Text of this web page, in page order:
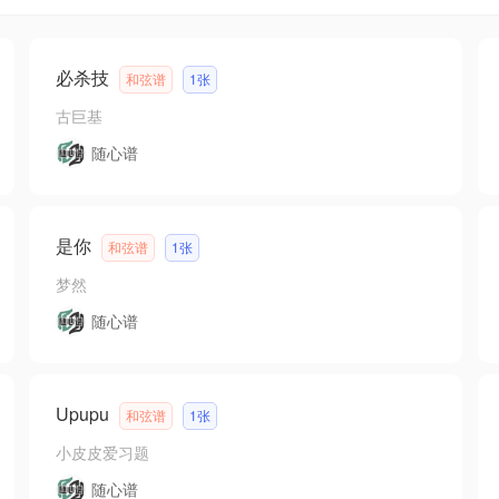
必杀技 和弦谱 1张
古巨基
随心谱
是你 和弦谱 1张
梦然
随心谱
Upupu 和弦谱 1张
小皮皮爱习题
随心谱